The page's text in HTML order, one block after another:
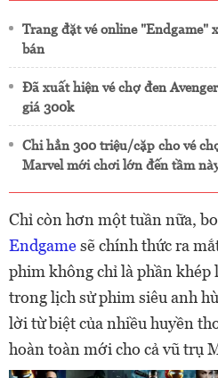
Trang đặt vé online "Endgame"
bán
Đã xuất hiện vé chợ đen
giá 300k
Chi hẳn 300 triệu/cặp cho vé
Marvel mới chơi lớn đến tầm
Chỉ còn hơn một tuần nữa,
Endgamesẽ chính thức ra
phim không chỉ là phần khép
trong lịch sử phim siêu anh
lời từ biệt của nhiều huyền
hoàn toàn mới cho cả vũ trụ